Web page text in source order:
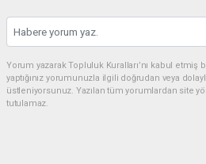
Yorum yazarak Topluluk Kuralları’nı kabul
yaptığınız yorumunuzla ilgili doğrudan veya
üstleniyorsunuz. Yazılan tüm yorumlardan site
tutulamaz.